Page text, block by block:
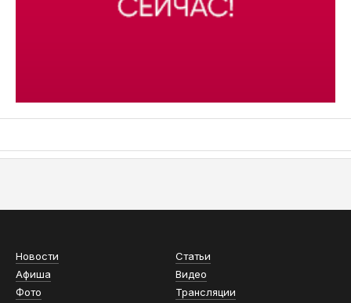
Новости
Статьи
Афиша
Видео
Фото
Трансляции